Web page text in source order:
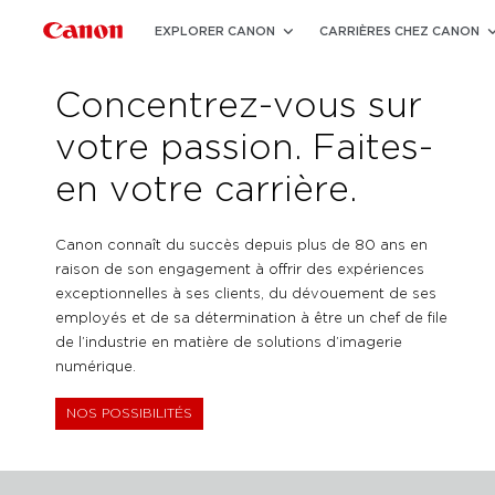
EXPLORER CANON CARRIÈRES CHEZ CANON
Concentrez-vous sur
votre passion. Faites-
en votre carrière.
Canon connaît du succès depuis plus de 80 ans en
raison de son engagement à offrir des expériences
exceptionnelles à ses clients, du dévouement de ses
employés et de sa détermination à être un chef de file
de l’industrie en matière de solutions d’imagerie
numérique.
NOS POSSIBILITÉS